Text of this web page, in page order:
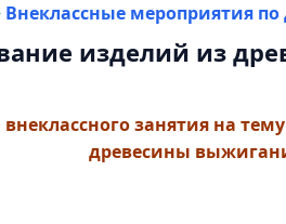
Внеклассные мероприятия
изделий из
занятия на
древесины